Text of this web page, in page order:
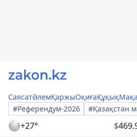
СаясатӘлемҚаржыОқиғаҚұқық
#Референдум-2026
#Қазақстан
+27° $